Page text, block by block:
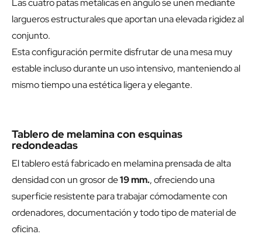
Las cuatro patas metálicas en ángulo se unen mediante
largueros estructurales que aportan una elevada rigidez al
conjunto.
Esta configuración permite disfrutar de una mesa muy
estable incluso durante un uso intensivo, manteniendo al
mismo tiempo una estética ligera y elegante.
Tablero de melamina con esquinas
redondeadas
El tablero está fabricado en melamina prensada de alta
densidad con un grosor de19 mm., ofreciendo una
superficie resistente para trabajar cómodamente con
ordenadores, documentación y todo tipo de material de
oficina.